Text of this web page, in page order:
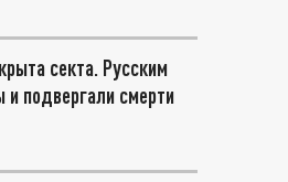
секта. Русским
и подвергали смерти